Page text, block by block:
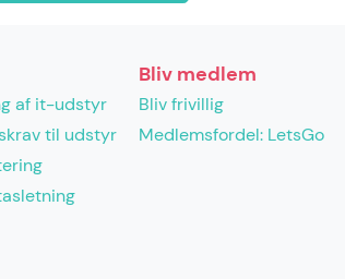
af it-udstyr
til udstyr
Bliv medlem
Bliv frivillig
Medlemsfordel: LetsGo